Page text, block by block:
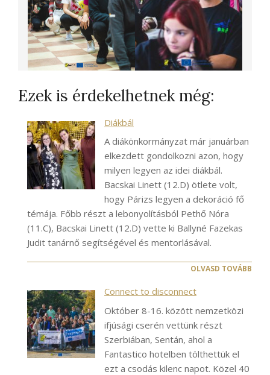
Ezek is érdekelhetnek még:
Diákbál
A diákönkormányzat már januárban
elkezdett gondolkozni azon, hogy
milyen legyen az idei diákbál.
Bacskai Linett (12.D) ötlete volt,
hogy Párizs legyen a dekoráció fő
témája. Főbb részt a lebonyolításból Pethő Nóra
(11.C), Bacskai Linett (12.D) vette ki Ballyné Fazekas
Judit tanárnő segítségével és mentorlásával.
OLVASD TOVÁBB
Connect to disconnect
Október 8-16. között nemzetközi
ifjúsági cserén vettünk részt
Szerbiában, Sentán, ahol a
Fantastico hotelben tölthettük el
ezt a csodás kilenc napot. Közel 40